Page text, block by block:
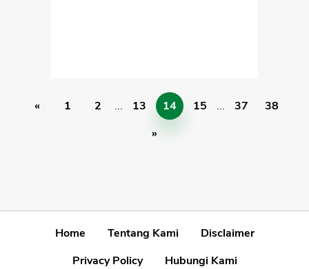
« 1 2 ... 13 14 15 ... 37
38
»
Home Tentang Kami
Disclaimer
Privacy Policy
Hubungi Kami